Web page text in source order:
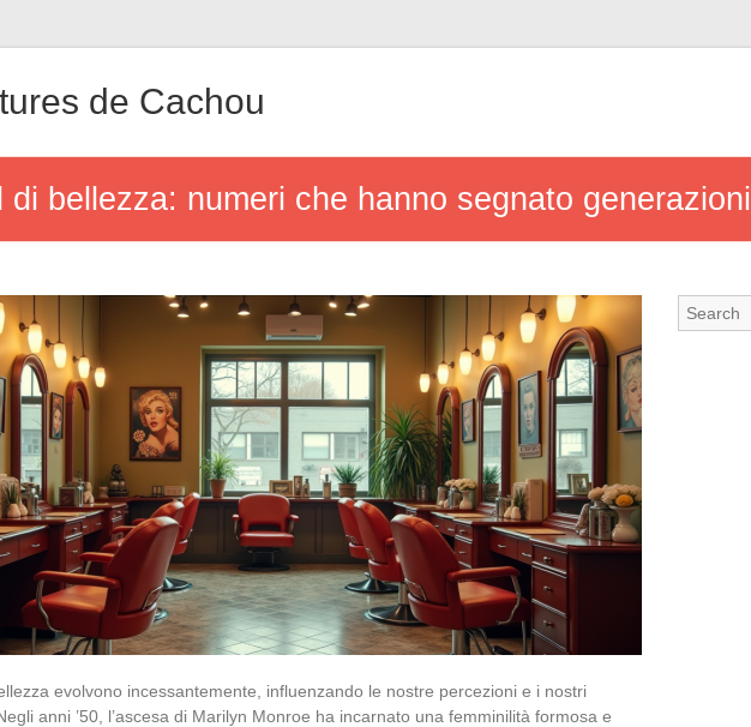
de Cachou
di bellezza: numeri che hanno segnato generazioni
evolvono incessantemente, influenzando le nostre percezioni e i nostri
anni ’50, l’ascesa di Marilyn Monroe ha incarnato una femminilità formosa e